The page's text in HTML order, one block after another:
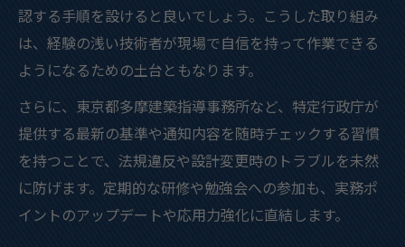
認する手順を設けると良いでしょう。こうした取り組み
は、経験の浅い技術者が現場で自信を持って作業できる
ようになるための土台ともなります。
さらに、東京都多摩建築指導事務所など、特定行政庁が
提供する最新の基準や通知内容を随時チェックする習慣
を持つことで、法規違反や設計変更時のトラブルを未然
に防げます。定期的な研修や勉強会への参加も、実務ポ
イントのアップデートや応用力強化に直結します。